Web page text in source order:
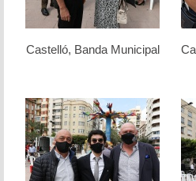
Castelló, Banda Municipal